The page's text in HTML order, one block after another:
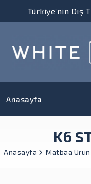
Türkiye’nin Dış
Anasayfa
K6
Anasayfa Matbaa Ürün